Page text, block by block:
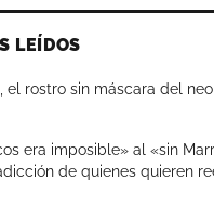
LEÍDOS
el rostro sin máscara del
era imposible» al «sin
de quienes quieren